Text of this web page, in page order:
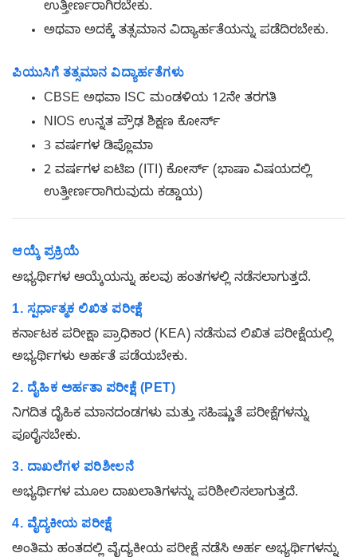
ಉತ್ತೀರ್ಣರಾಗಿರಬೇಕು.
ಅಥವಾ ಅದಕ್ಕೆ ತತ್ಸಮಾನ ವಿದ್ಯಾರ್ಹತೆಯನ್ನು ಪಡೆದಿರಬೇಕು.
ಪಿಯುಸಿಗೆ ತತ್ಸಮಾನ ವಿದ್ಯಾರ್ಹತೆಗಳು
CBSE ಅಥವಾ ISC ಮಂಡಳಿಯ 12ನೇ ತರಗತಿ
NIOS ಉನ್ನತ ಪ್ರೌಢ ಶಿಕ್ಷಣ ಕೋರ್ಸ್
3 ವರ್ಷಗಳ ಡಿಪ್ಲೊಮಾ
2 ವರ್ಷಗಳ ಐಟಿಐ (ITI) ಕೋರ್ಸ್ (ಭಾಷಾ ವಿಷಯದಲ್ಲಿ
ಉತ್ತೀರ್ಣರಾಗಿರುವುದು ಕಡ್ಡಾಯ)
ಆಯ್ಕೆ ಪ್ರಕ್ರಿಯೆ
ಅಭ್ಯರ್ಥಿಗಳ ಆಯ್ಕೆಯನ್ನು ಹಲವು ಹಂತಗಳಲ್ಲಿ ನಡೆಸಲಾಗುತ್ತದೆ.
1. ಸ್ಪರ್ಧಾತ್ಮಕ ಲಿಖಿತ ಪರೀಕ್ಷೆ
ಕರ್ನಾಟಕ ಪರೀಕ್ಷಾ ಪ್ರಾಧಿಕಾರ (KEA) ನಡೆಸುವ ಲಿಖಿತ ಪರೀಕ್ಷೆಯಲ್ಲಿ
ಅಭ್ಯರ್ಥಿಗಳು ಅರ್ಹತೆ ಪಡೆಯಬೇಕು.
2. ದೈಹಿಕ ಅರ್ಹತಾ ಪರೀಕ್ಷೆ (PET)
ನಿಗದಿತ ದೈಹಿಕ ಮಾನದಂಡಗಳು ಮತ್ತು ಸಹಿಷ್ಣುತೆ ಪರೀಕ್ಷೆಗಳನ್ನು
ಪೂರೈಸಬೇಕು.
3. ದಾಖಲೆಗಳ ಪರಿಶೀಲನೆ
ಅಭ್ಯರ್ಥಿಗಳ ಮೂಲ ದಾಖಲಾತಿಗಳನ್ನು ಪರಿಶೀಲಿಸಲಾಗುತ್ತದೆ.
4. ವೈದ್ಯಕೀಯ ಪರೀಕ್ಷೆ
ಅಂತಿಮ ಹಂತದಲ್ಲಿ ವೈದ್ಯಕೀಯ ಪರೀಕ್ಷೆ ನಡೆಸಿ ಅರ್ಹ ಅಭ್ಯರ್ಥಿಗಳನ್ನು